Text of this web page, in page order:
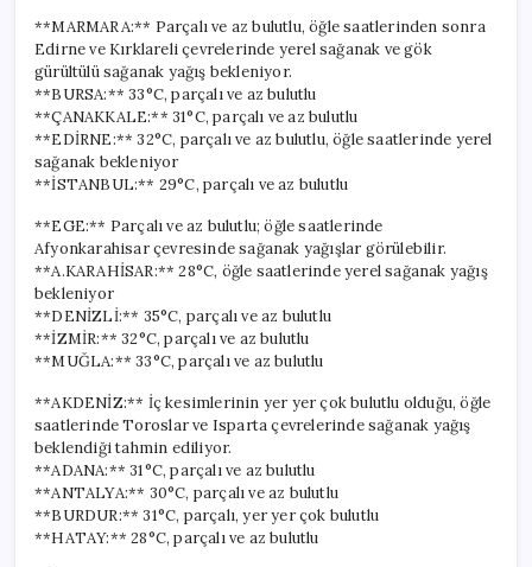
**MARMARA:** Parçalı ve az bulutlu, öğle saatlerinden sonra
Edirne ve Kırklareli çevrelerinde yerel sağanak ve gök
gürültülü sağanak yağış bekleniyor.
**BURSA:** 33°C, parçalı ve az bulutlu
**ÇANAKKALE:** 31°C, parçalı ve az bulutlu
**EDİRNE:** 32°C, parçalı ve az bulutlu, öğle saatlerinde yerel
sağanak bekleniyor
**İSTANBUL:** 29°C, parçalı ve az bulutlu
**EGE:** Parçalı ve az bulutlu; öğle saatlerinde
Afyonkarahisar çevresinde sağanak yağışlar görülebilir.
**A.KARAHİSAR:** 28°C, öğle saatlerinde yerel sağanak yağış
bekleniyor
**DENİZLİ:** 35°C, parçalı ve az bulutlu
**İZMİR:** 32°C, parçalı ve az bulutlu
**MUĞLA:** 33°C, parçalı ve az bulutlu
**AKDENİZ:** İç kesimlerinin yer yer çok bulutlu olduğu, öğle
saatlerinde Toroslar ve Isparta çevrelerinde sağanak yağış
beklendiği tahmin ediliyor.
**ADANA:** 31°C, parçalı ve az bulutlu
**ANTALYA:** 30°C, parçalı ve az bulutlu
**BURDUR:** 31°C, parçalı, yer yer çok bulutlu
**HATAY:** 28°C, parçalı ve az bulutlu